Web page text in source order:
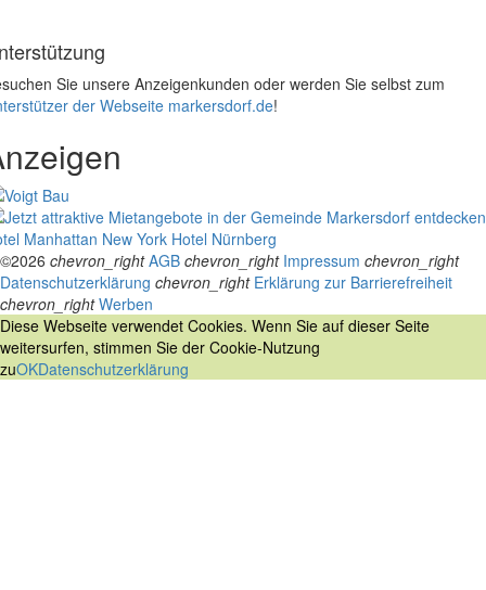
Sie unsere Anzeigenkunden oder werden Sie selbst zum
der Webseite markersdorf.de!
Manhattan New York Hotel Nürnberg
©2026 chevron_right AGB chevron_right Impressum chevron_right
Datenschutzerklärung chevron_right Erklärung zur Barrierefreiheit
chevron_right Werben
Diese Webseite verwendet Cookies. Wenn Sie auf dieser Seite
weitersurfen, stimmen Sie der Cookie-Nutzung
zuOKDatenschutzerklärung